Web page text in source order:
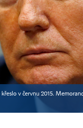
v červnu 2015.